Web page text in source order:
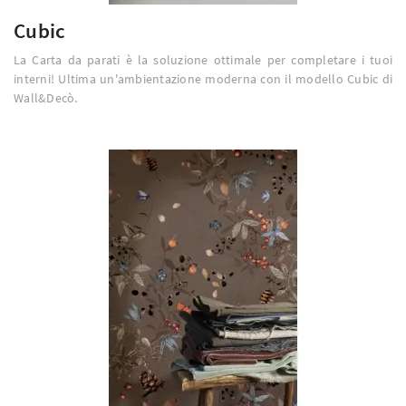
Cubic
La Carta da parati è la soluzione ottimale per completare i tuoi
interni! Ultima un'ambientazione moderna con il modello Cubic di
Wall&Decò.